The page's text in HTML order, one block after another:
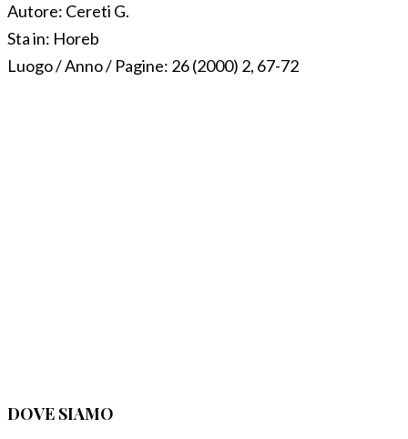
Autore: Cereti G.
Sta in: Horeb
Luogo / Anno / Pagine: 26 (2000) 2, 67-72
DOVE SIAMO